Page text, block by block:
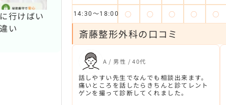
14:30～18:00 ◯ ◯ ◯ ◯ ◯
斎藤整形外科の口コミ
A / 男性 / 40代
話しやすい先生でなんでも相談出来ます。
痛いところを話したらきちんと診てレント
ゲンを撮って診断してくれました。
行けばい
い